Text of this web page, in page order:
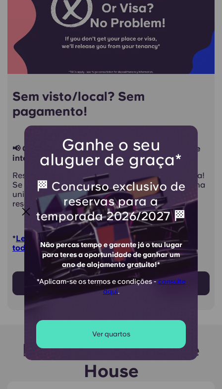
Ganhe o seu
aluguer de graça*
🏁 Concurso exclusivo de
reservas para a
temporada 2026/2027 🏁
Não percas tempo e garante já o teu lugar
para teres a oportunidade de ganhar um
ano de alojamento gratuito!*
*Aplicam-se os termos e condições -consulte
aqui.
Ver quartos
Sem visto/local? Sem
pagamento!
📢 Chamando todos os alunos do primeiro ano e
internacionais
Reserve o seu quarto na Therese House confiança!
Se não conseguir obter o visto ou não for aceito na
universidade escolhida, poderá cancelar a sua
reserva sem penalização*.
*Leia a política de cancelamento para obter
todos os detalhes!
Saiba mais
Em torno da Therese
House